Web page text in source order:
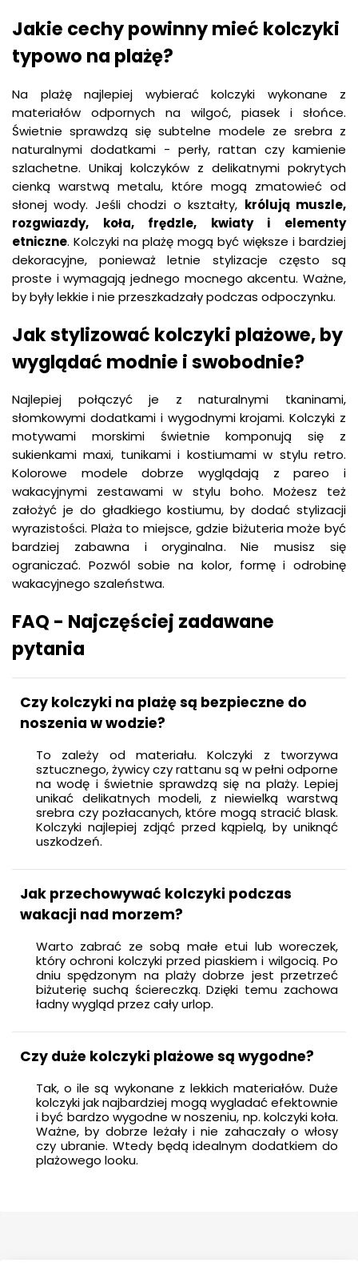
Jakie cechy powinny mieć kolczyki
typowo na plażę?
Na plażę najlepiej wybierać kolczyki wykonane z
materiałów odpornych na wilgoć, piasek i słońce.
Świetnie sprawdzą się subtelne modele ze srebra z
naturalnymi dodatkami - perły, rattan czy kamienie
szlachetne. Unikaj kolczyków z delikatnymi pokrytych
cienką warstwą metalu, które mogą zmatowieć od
słonej wody. Jeśli chodzi o kształty, królują muszle,
rozgwiazdy, koła, frędzle, kwiaty i elementy
etniczne. Kolczyki na plażę mogą być większe i bardziej
dekoracyjne, ponieważ letnie stylizacje często są
proste i wymagają jednego mocnego akcentu. Ważne,
by były lekkie i nie przeszkadzały podczas odpoczynku.
Jak stylizować kolczyki plażowe, by
wyglądać modnie i swobodnie?
Najlepiej połączyć je z naturalnymi tkaninami,
słomkowymi dodatkami i wygodnymi krojami. Kolczyki z
motywami morskimi świetnie komponują się z
sukienkami maxi, tunikami i kostiumami w stylu retro.
Kolorowe modele dobrze wyglądają z pareo i
wakacyjnymi zestawami w stylu boho. Możesz też
założyć je do gładkiego kostiumu, by dodać stylizacji
wyrazistości. Plaża to miejsce, gdzie biżuteria może być
bardziej zabawna i oryginalna. Nie musisz się
ograniczać. Pozwól sobie na kolor, formę i odrobinę
wakacyjnego szaleństwa.
FAQ - Najczęściej zadawane
pytania
Czy kolczyki na plażę są bezpieczne do
noszenia w wodzie?
To zależy od materiału. Kolczyki z tworzywa
sztucznego, żywicy czy rattanu są w pełni odporne
na wodę i świetnie sprawdzą się na plaży. Lepiej
unikać delikatnych modeli, z niewielką warstwą
srebra czy pozłacanych, które mogą stracić blask.
Kolczyki najlepiej zdjąć przed kąpielą, by uniknąć
uszkodzeń.
Jak przechowywać kolczyki podczas
wakacji nad morzem?
Warto zabrać ze sobą małe etui lub woreczek,
który ochroni kolczyki przed piaskiem i wilgocią. Po
dniu spędzonym na plaży dobrze jest przetrzeć
biżuterię suchą ściereczką. Dzięki temu zachowa
ładny wygląd przez cały urlop.
Czy duże kolczyki plażowe są wygodne?
Tak, o ile są wykonane z lekkich materiałów. Duże
kolczyki jak najbardziej mogą wygladać efektownie
i być bardzo wygodne w noszeniu, np. kolczyki koła.
Ważne, by dobrze leżały i nie zahaczały o włosy
czy ubranie. Wtedy będą idealnym dodatkiem do
plażowego looku.